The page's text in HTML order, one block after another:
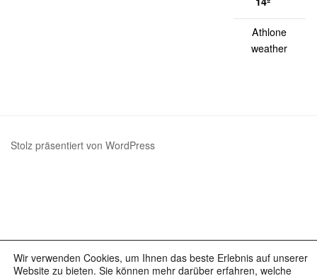
Athlone
weather
Stolz präsentiert von WordPress
Wir verwenden Cookies, um Ihnen das beste Erlebnis auf unserer
Website zu bieten. Sie können mehr darüber erfahren, welche